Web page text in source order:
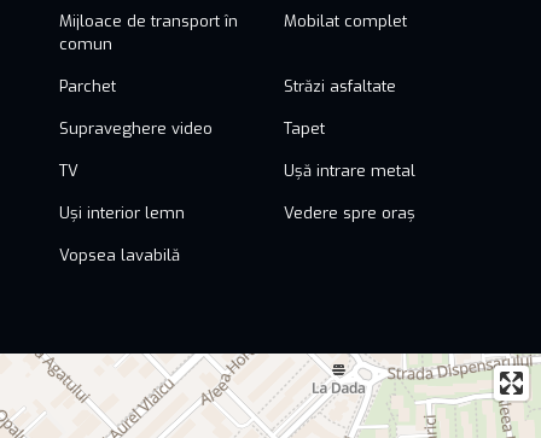
Mijloace de transport în
comun
Mobilat complet
Parchet Străzi asfaltate
Supraveghere video Tapet
TV Ușă intrare metal
Uși interior lemn Vedere spre oraș
Vopsea lavabilă